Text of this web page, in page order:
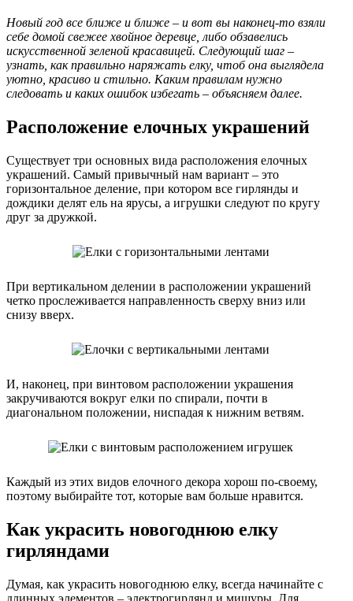
Новый год все ближе и ближе – и вот вы наконец-то взяли
себе домой свежее хвойное деревце, либо обзавелись
искусственной зеленой красавицей. Следующий шаг –
узнать, как правильно наряжать елку, чтоб она выглядела
уютно, красиво и стильно. Каким правилам нужно
следовать и каких ошибок избегать – объясняем далее.
Расположение елочных украшений
Существует три основных вида расположения елочных
украшений. Самый привычный нам вариант – это
горизонтальное деление, при котором все гирлянды и
дождики делят ель на ярусы, а игрушки следуют по кругу
друг за дружкой.
При вертикальном делении в расположении украшений
четко прослеживается направленность сверху вниз или
снизу вверх.
И, наконец, при винтовом расположении украшения
закручиваются вокруг елки по спирали, почти в
диагональном положении, ниспадая к нижним ветвям.
Каждый из этих видов елочного декора хорош по-своему,
поэтому выбирайте тот, которые вам больше нравится.
Как украсить новогоднюю елку
гирляндами
Думая, как украсить новогоднюю елку, всегда начинайте с
длинных элементов – электрогирлянд и мишуры. Для